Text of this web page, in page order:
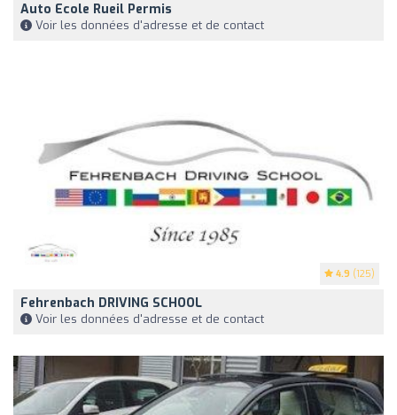
Auto Ecole Rueil Permis
Voir les données d'adresse et de contact
4.9 (125)
Fehrenbach DRIVING SCHOOL
Voir les données d'adresse et de contact